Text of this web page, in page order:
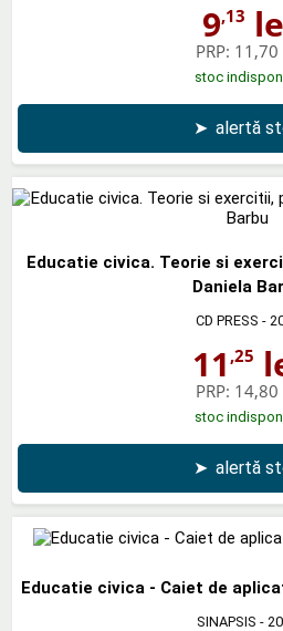
9,13
PRP: 11,70
stoc
➤ alertă
Educatie civica. Teorie si
Daniela
CD PRESS -
11 ,25
PRP: 14,80
stoc
➤ alertă
Educatie civica - Caiet de
SINAPSIS -